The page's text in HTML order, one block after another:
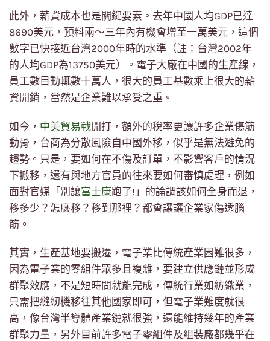
此外，薪資成本也是關鍵要素。去年中國人均GDP已達
8690美元，預料兩～三年內有機會增至一萬美元，這個
數字已快接近台灣2000年時的水準（註：台灣2002年
的人均GDP為13750美元）。電子大廠在中國的生產線，
員工數目動輒數十萬人，很大的員工基數乘上很大的薪
資開銷，當然是企業難以承受之重。
如今， 中美貿易戰開打，額外的稅率更讓許多企業傷筋
動骨，台商為分散風險自中國外移，似乎是無法避免的
趨勢。只是，要如何在不傷及訂單，不影響客戶的情況
下搬移，還有與地方官員的往來要如何審慎處理，例如
面對官媒「別讓富士康跑了!」的論調該如何全身而退，
移多少？怎麼移？移到那裡？都會讓讓企業家傷透腦
筋。
其實，生產基地要搬遷，電子業比傳統產業困難很多，
因為電子業的零組件眾多且複雜，要建立供應鏈並形成
群聚效應，不是短時間就能完成，傳統行業如紡織業，
只需把縫紉機移往其他國家即可，但電子業難度就很
高，像台灣半導體產業鏈就很強，還能維持幾年的產業
群聚力量，另外目前許多電子零組件及組裝廠都幾乎在